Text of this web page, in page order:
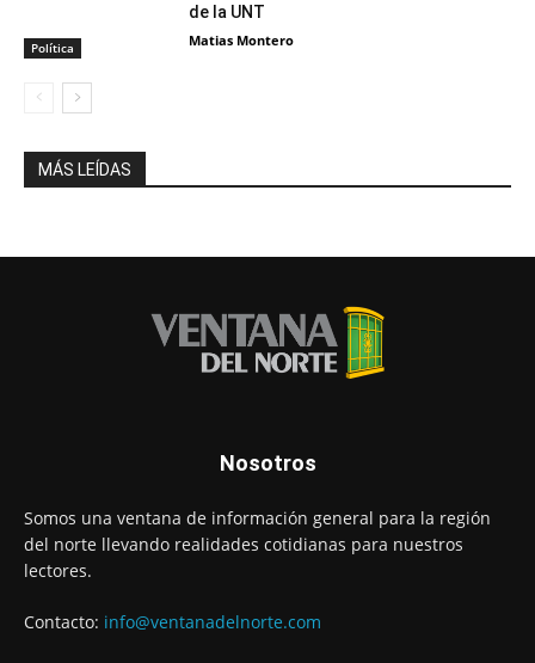
Política
de la UNT
Matias Montero
MÁS LEÍDAS
Nosotros
Somos una ventana de información general para la región
del norte llevando realidades cotidianas para nuestros
lectores.
Contacto: info@ventanadelnorte.com